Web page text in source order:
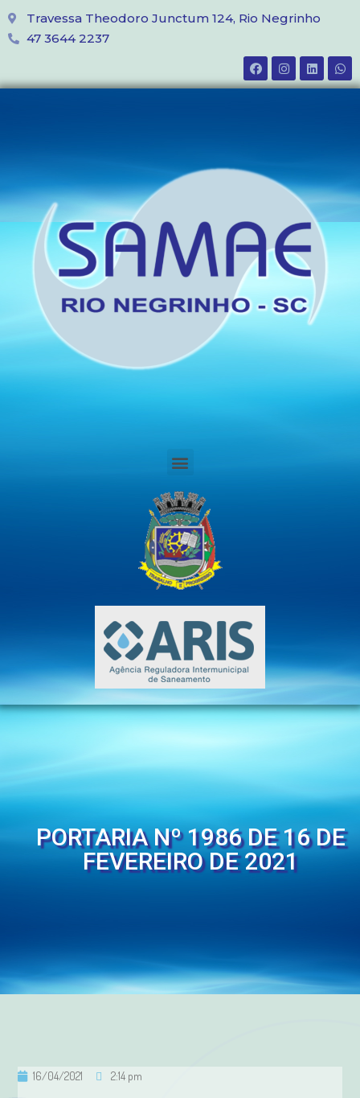
Travessa Theodoro Junctum 124, Rio Negrinho
47 3644 2237
PORTARIA Nº 1986 DE 16 DE
FEVEREIRO DE 2021
16/04/2021 2:14 pm